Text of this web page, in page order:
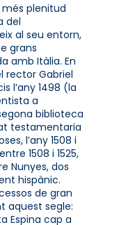
plenitud
del
al seu entorn,
grans
amb Itàlia. En
rector Gabriel
l’any 1498 (la
a
biblioteca
testamentaria
l’any 1508 i
1508 i 1525,
Nunyes, dos
hispànic.
de gran
aquest segle:
Espina cap a